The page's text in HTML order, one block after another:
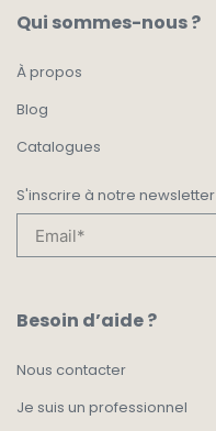
Qui sommes-nous ?
À propos
Blog
Catalogues
S'inscrire à notre newsletter
Besoin d’aide ?
Nous contacter
Je suis un professionnel